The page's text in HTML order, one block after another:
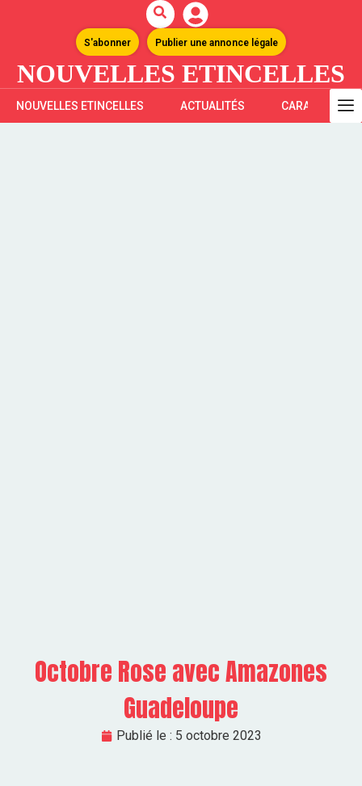
S'abonner Publier une annonce légale
NOUVELLES ETINCELLES
NOUVELLES ETINCELLES ACTUALITÉS CARAÏBES
Octobre Rose avec Amazones
Guadeloupe
Publié le : 5 octobre 2023